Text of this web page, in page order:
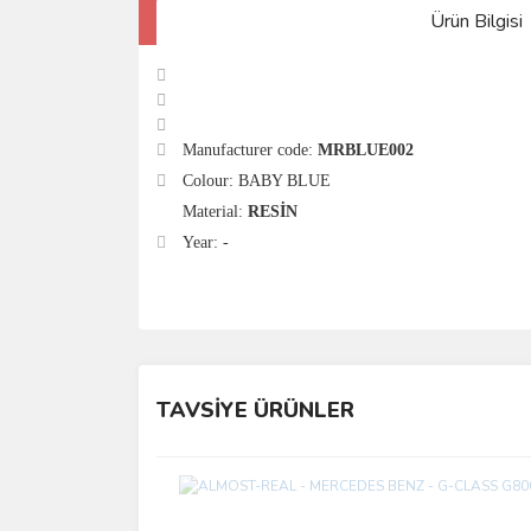
Ürün Bilgisi
Manufacturer code: MRBLUE002
Colour: BABY BLUE
Material: RESİN
Year: -
TAVSİYE ÜRÜNLER